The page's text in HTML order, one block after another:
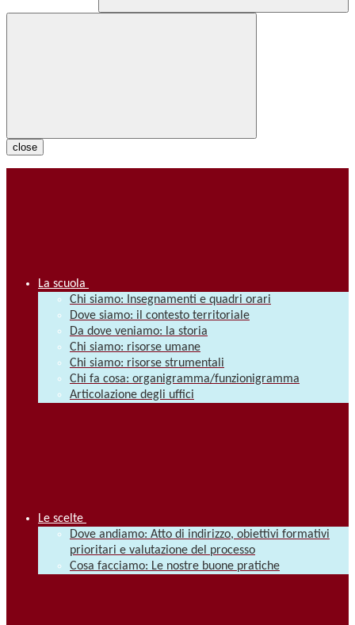
close
La scuola
Chi siamo: Insegnamenti e quadri orari
Dove siamo: il contesto territoriale
Da dove veniamo: la storia
Chi siamo: risorse umane
Chi siamo: risorse strumentali
Chi fa cosa: organigramma/funzionigramma
Articolazione degli uffici
Le scelte
Dove andiamo: Atto di indirizzo, obiettivi formativi
prioritari e valutazione del processo
Cosa facciamo: Le nostre buone pratiche